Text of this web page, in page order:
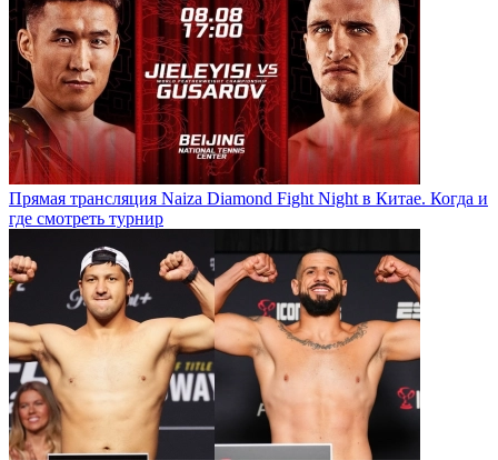
Прямая трансляция Naiza Diamond Fight Night в Китае. Когда и
где смотреть турнир